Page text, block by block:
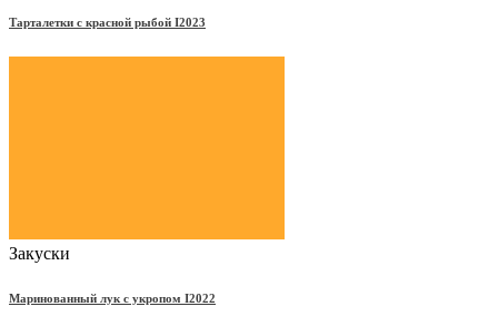
Тарталетки с красной рыбой Ι2023
Закуски
Маринованный лук с укропом Ι2022